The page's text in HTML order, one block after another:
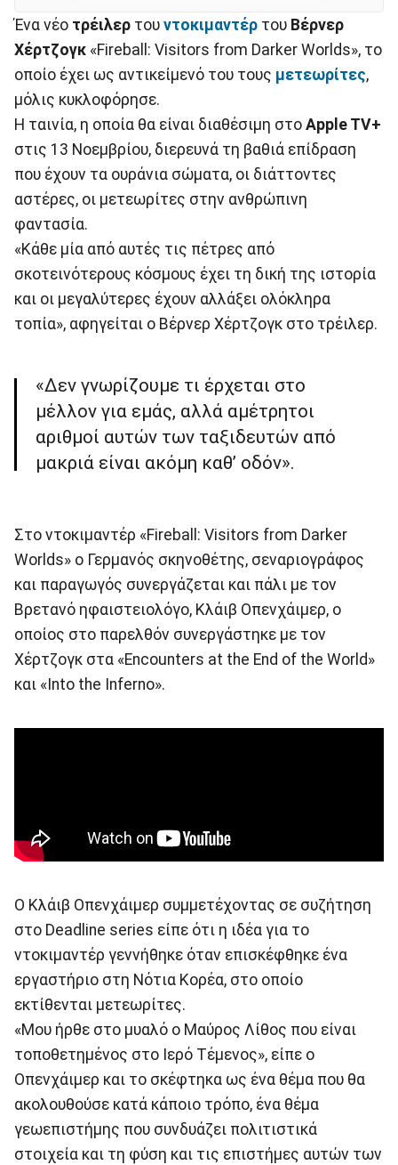
Ένα νέο τρέιλερ του ντοκιμαντέρ του Βέρνερ
Χέρτζογκ «Fireball: Visitors from Darker Worlds», το
οποίο έχει ως αντικείμενό του τους μετεωρίτες,
μόλις κυκλοφόρησε.
Η ταινία, η οποία θα είναι διαθέσιμη στο Apple TV+
στις 13 Νοεμβρίου, διερευνά τη βαθιά επίδραση
που έχουν τα ουράνια σώματα, οι διάττοντες
αστέρες, οι μετεωρίτες στην ανθρώπινη
φαντασία.
«Κάθε μία από αυτές τις πέτρες από
σκοτεινότερους κόσμους έχει τη δική της ιστορία
και οι μεγαλύτερες έχουν αλλάξει ολόκληρα
τοπία», αφηγείται ο Βέρνερ Χέρτζογκ στο τρέιλερ.
«Δεν γνωρίζουμε τι έρχεται στο
μέλλον για εμάς, αλλά αμέτρητοι
αριθμοί αυτών των ταξιδευτών από
μακριά είναι ακόμη καθ’ οδόν».
Στο ντοκιμαντέρ «Fireball: Visitors from Darker
Worlds» ο Γερμανός σκηνοθέτης, σεναριογράφος
και παραγωγός συνεργάζεται και πάλι με τον
Βρετανό ηφαιστειολόγο, Κλάιβ Οπενχάιμερ, ο
οποίος στο παρελθόν συνεργάστηκε με τον
Χέρτζογκ στα «Encounters at the End of the World»
και «Into the Inferno».
Ο Κλάιβ Οπενχάιμερ συμμετέχοντας σε συζήτηση
στο Deadline series είπε ότι η ιδέα για το
ντοκιμαντέρ γεννήθηκε όταν επισκέφθηκε ένα
εργαστήριο στη Νότια Κορέα, στο οποίο
εκτίθενται μετεωρίτες.
«Μου ήρθε στο μυαλό ο Μαύρος Λίθος που είναι
τοποθετημένος στο Ιερό Τέμενoς», είπε ο
Οπενχάιμερ και το σκέφτηκα ως ένα θέμα που θα
ακολουθούσε κατά κάποιο τρόπο, ένα θέμα
γεωεπιστήμης που συνδυάζει πολιτιστικά
στοιχεία και τη φύση και τις επιστήμες αυτών των